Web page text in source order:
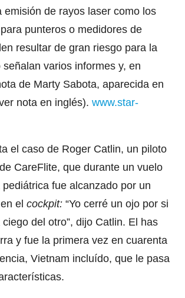
emisión de rayos laser como los
punteros o medidores de
resultar de gran riesgo para la
varios informes y, en
de Marty Sabota, aparecida en
nota en inglés). www.star-
el caso de Roger Catlin, un piloto
CareFlite, que durante un vuelo
fue alcanzado por un
el cockpit: “Yo cerré un ojo por si
del otro”, dijo Catlin. El has
y fue la primera vez en cuarenta
Vietnam incluído, que le pasa